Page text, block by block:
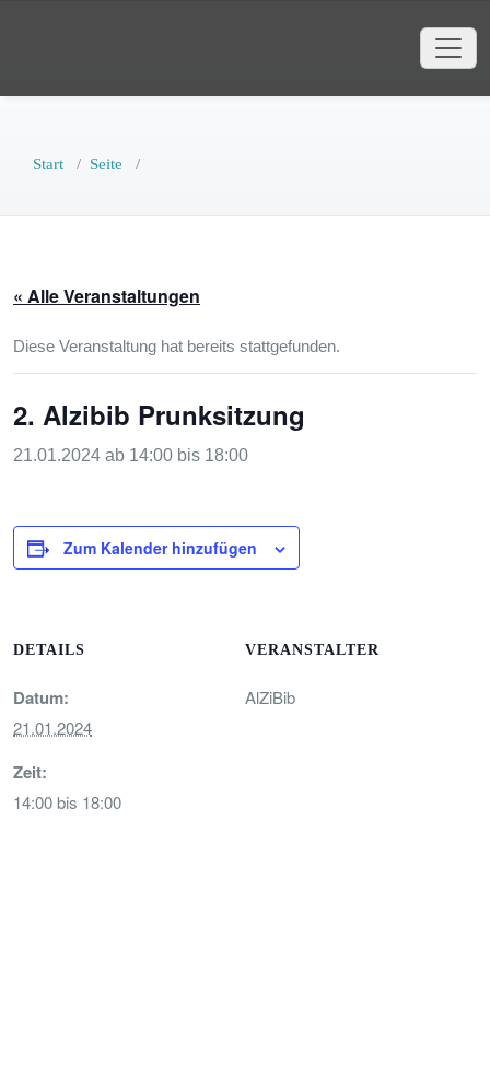
Webauftritt der Faschingsgesellschaft
AlZiBib Markt Bibart e.V.
Start / Seite /
« Alle Veranstaltungen
Diese Veranstaltung hat bereits stattgefunden.
2. Alzibib Prunksitzung
21.01.2024 ab 14:00 bis 18:00
Zum Kalender hinzufügen
DETAILS
Datum:
21.01.2024
Zeit:
14:00 bis 18:00
VERANSTALTER
AlZiBib